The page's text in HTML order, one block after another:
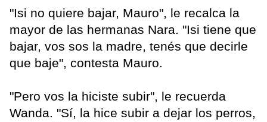
"Isi no quiere bajar, Mauro", le recalca la
mayor de las hermanas Nara. "Isi tiene que
bajar, vos sos la madre, tenés que decirle
que baje", contesta Mauro.
"Pero vos la hiciste subir", le recuerda
Wanda. "Sí, la hice subir a dejar los perros,